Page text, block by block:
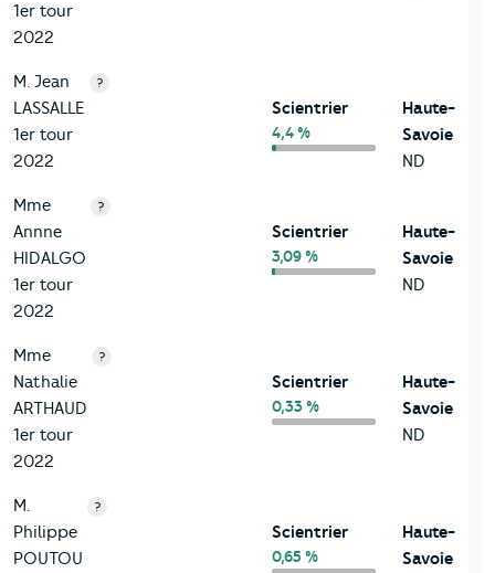
1er tour
2022
M. Jean
LASSALLE
1er tour
2022
?
Scientrier
4,4 %
Haute-
Savoie
ND
Mme
Annne
HIDALGO
1er tour
2022
?
Scientrier
3,09 %
Haute-
Savoie
ND
Mme
Nathalie
ARTHAUD
1er tour
2022
?
Scientrier
0,33 %
Haute-
Savoie
ND
M.
Philippe
POUTOU
?
Scientrier
0,65 %
Haute-
Savoie